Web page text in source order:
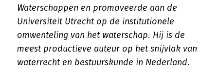
Waterschappen en promoveerde aan de
Universiteit Utrecht op de institutionele
omwenteling van het waterschap. Hij is de
meest productieve auteur op het snijvlak van
waterrecht en bestuurskunde in Nederland.